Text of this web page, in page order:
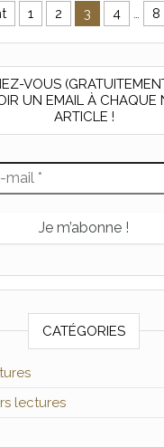
des
1 2 3 4 … 8
VOUS
UN EMAIL À CHAQUE
ARTICLE !
CATÉGORIES
lectures